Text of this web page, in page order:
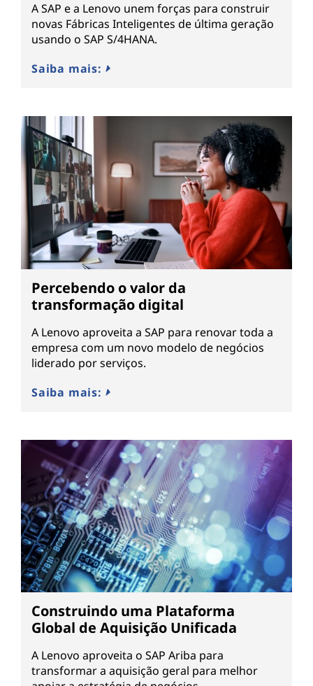
A SAP e a Lenovo unem forças para construir
novas Fábricas Inteligentes de última geração
usando o SAP S/4HANA.
Saiba mais:
Percebendo o valor da
transformação digital
A Lenovo aproveita a SAP para renovar toda a
empresa com um novo modelo de negócios
liderado por serviços.
Saiba mais:
Construindo uma Plataforma
Global de Aquisição Unificada
A Lenovo aproveita o SAP Ariba para
transformar a aquisição geral para melhor